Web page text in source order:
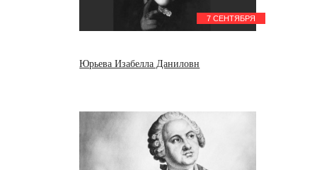
7 СЕНТЯБРЯ
Юрьева Изабелла Даниловн